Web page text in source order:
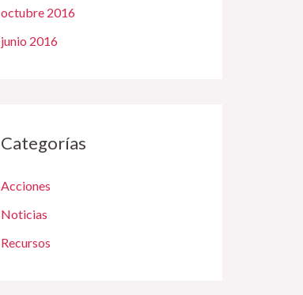
octubre 2016
junio 2016
Categorías
Acciones
Noticias
Recursos